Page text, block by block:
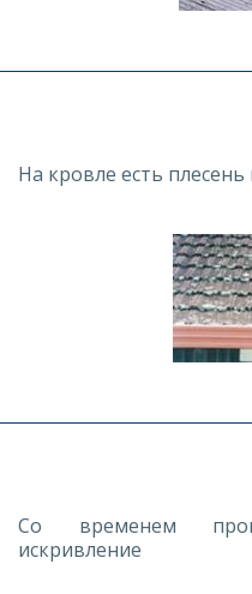
На кровле есть плесень
Со временем
искривление